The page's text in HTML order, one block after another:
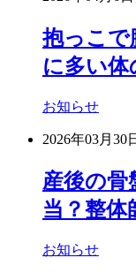
抱っこで
に多い体
お知らせ
2026年03月30
産後の骨
当？整
お知らせ